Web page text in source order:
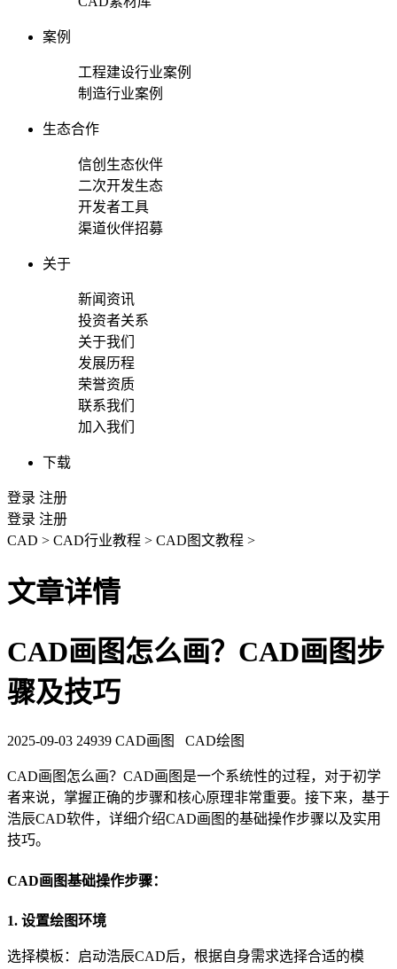
案例
工程建设行业案例
制造行业案例
生态合作
信创生态伙伴
二次开发生态
开发者工具
渠道伙伴招募
关于
新闻资讯
投资者关系
关于我们
发展历程
荣誉资质
联系我们
加入我们
下载
登录 注册
登录 注册
CAD > CAD行业教程 > CAD图文教程 >
文章详情
CAD画图怎么画？CAD画图步
骤及技巧
2025-09-03 24939 CAD画图 CAD绘图
CAD画图 怎么画？ CAD画图是一个系统性的过程，对于初学
者来说，掌握正确的步骤和核心原理非常重要。接下来，基于
浩辰CAD软件，详细介绍CAD画图的基础操作步骤以及实用
技巧。
CAD画图基础操作步骤：
1. 设置绘图环境
选择模板：启动浩辰CAD后，根据自身需求选择合适的模